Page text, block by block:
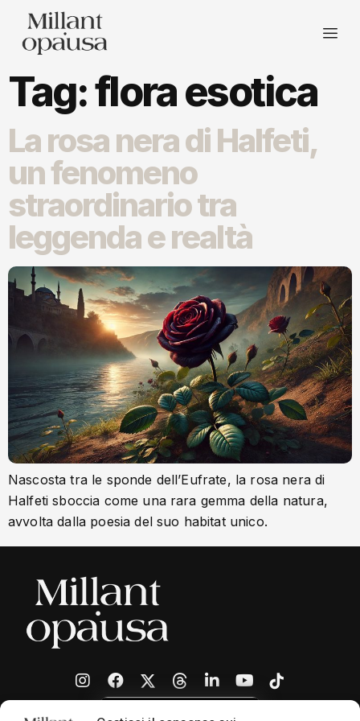
Tag:flora esotica
La rosa nera di Halfeti,
un fenomeno
straordinario tra
leggenda e realtà
Nascosta tra le sponde dell’Eufrate, la rosa nera di
Halfeti sboccia come una rara gemma della natura,
avvolta dalla poesia del suo habitat unico.